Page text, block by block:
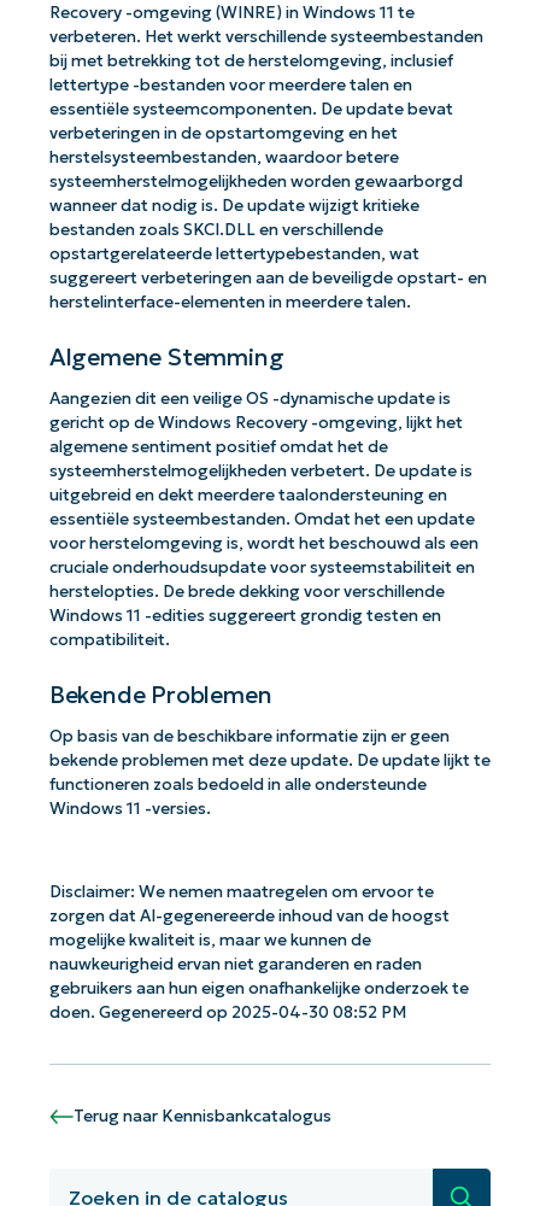
Recovery -omgeving (WINRE) in Windows 11 te
verbeteren. Het werkt verschillende systeembestanden
bij met betrekking tot de herstelomgeving, inclusief
lettertype -bestanden voor meerdere talen en
essentiële systeemcomponenten. De update bevat
verbeteringen in de opstartomgeving en het
herstelsysteembestanden, waardoor betere
systeemherstelmogelijkheden worden gewaarborgd
wanneer dat nodig is. De update wijzigt kritieke
bestanden zoals SKCI.DLL en verschillende
opstartgerelateerde lettertypebestanden, wat
suggereert verbeteringen aan de beveiligde opstart- en
herstelinterface-elementen in meerdere talen.
Algemene Stemming
Aangezien dit een veilige OS -dynamische update is
gericht op de Windows Recovery -omgeving, lijkt het
algemene sentiment positief omdat het de
systeemherstelmogelijkheden verbetert. De update is
uitgebreid en dekt meerdere taalondersteuning en
essentiële systeembestanden. Omdat het een update
voor herstelomgeving is, wordt het beschouwd als een
cruciale onderhoudsupdate voor systeemstabiliteit en
herstelopties. De brede dekking voor verschillende
Windows 11 -edities suggereert grondig testen en
compatibiliteit.
Bekende Problemen
Op basis van de beschikbare informatie zijn er geen
bekende problemen met deze update. De update lijkt te
functioneren zoals bedoeld in alle ondersteunde
Windows 11 -versies.
Disclaimer: We nemen maatregelen om ervoor te
zorgen dat AI-gegenereerde inhoud van de hoogst
mogelijke kwaliteit is, maar we kunnen de
nauwkeurigheid ervan niet garanderen en raden
gebruikers aan hun eigen onafhankelijke onderzoek te
doen. Gegenereerd op 2025-04-30 08:52 PM
Terug naar Kennisbankcatalogus
Zoeken
gestuurde KB-analyses!